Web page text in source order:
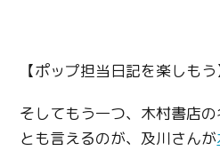
【ポップ担当日記を楽しもう
そしてもう一つ、木村書店
とも言えるのが、及川さんが